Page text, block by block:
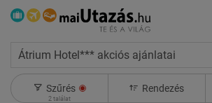
Átrium Hotel*** akciós ajánlatai
Szűrés
2találat
Rendezés